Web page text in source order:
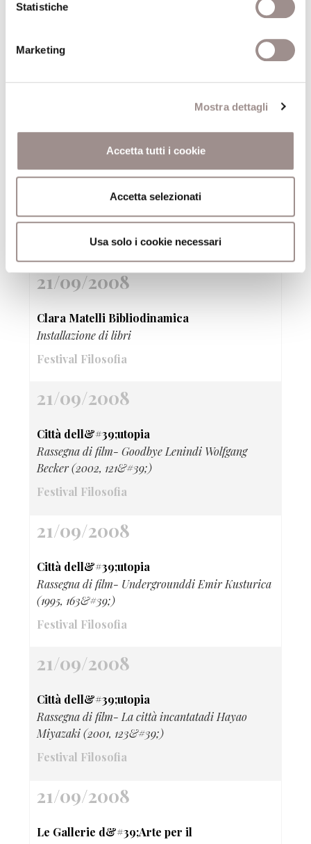
Statistiche
Marketing
Mostra dettagli
Accetta tutti i cookie
Accetta selezionati
Usa solo i cookie necessari
Festival Filosofia
21/09/2008
Nervo&Tes Like a bag
21/09/2008
Orticelli dell&#39;anima
Percorsi sensoriali per bambini da 6 a 9 anni
Festival Filosofia
21/09/2008
Clara Matelli Bibliodinamica
Installazione di libri
Festival Filosofia
21/09/2008
Città dell&#39;utopia
Rassegna di film- Goodbye Lenindi Wolfgang
Becker (2002, 121&#39;)
Festival Filosofia
21/09/2008
Città dell&#39;utopia
Rassegna di film- Undergrounddi Emir Kusturica
(1995, 163&#39;)
Festival Filosofia
21/09/2008
Città dell&#39;utopia
Rassegna di film- La città incantatadi Hayao
Miyazaki (2001, 123&#39;)
Festival Filosofia
21/09/2008
Le Gallerie d&#39;Arte per il